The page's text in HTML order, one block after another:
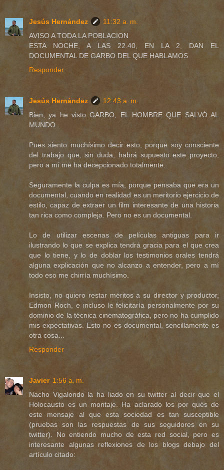
Jesús Hernández
11:32 a. m.
AVISO A TODA LA POBLACION
ESTA NOCHE, A LAS 22.40, EN LA 2, DAN EL
DOCUMENTAL DE GARBO DEL QUE HABLAMOS
Responder
Jesús Hernández
12:43 a. m.
Bien, ya he visto GARBO, EL HOMBRE QUE SALVÓ AL
MUNDO.
Pues siento muchísimo decir esto, porque soy consciente
del trabajo que, sin duda, habrá supuesto este proyecto,
pero a mí me ha decepcionado totalmente.
Seguramente la culpa es mía, porque pensaba que era un
documental, cuando en realidad es un meritorio ejercicio de
estilo, capaz de extraer un film interesante de una historia
tan rica como compleja. Pero no es un documental.
Lo de utilizar escenas de películas antiguas para ir
ilustrando lo que se explica tendrá gracia para el que crea
que lo tiene, y lo de doblar los testimonios orales tendrá
alguna explicación que no alcanzo a entender, pero a mí
todo eso me chirría muchísimo.
Insisto, no quiero restar méritos a su director y productor,
Edmon Roch, e incluso le felicitaría personalmente por su
dominio de la técnica cinematográfica, pero no ha cumplido
mis expectativas. Esto no es documental, sencillamente es
otra cosa...
Responder
Javier 1:56 a. m.
Nacho Vigalondo la ha liado en su twitter al decir que el
Holocausto es un montaje. Ha aclarado los por qués de
este mensaje al que esta sociedad es tan susceptible
(pruebas son las respuestas de sus seguidores en su
twitter). No entiendo mucho de esta red social, pero es
interesante algunas reflexiones de los blogs debajo del
artículo citado: